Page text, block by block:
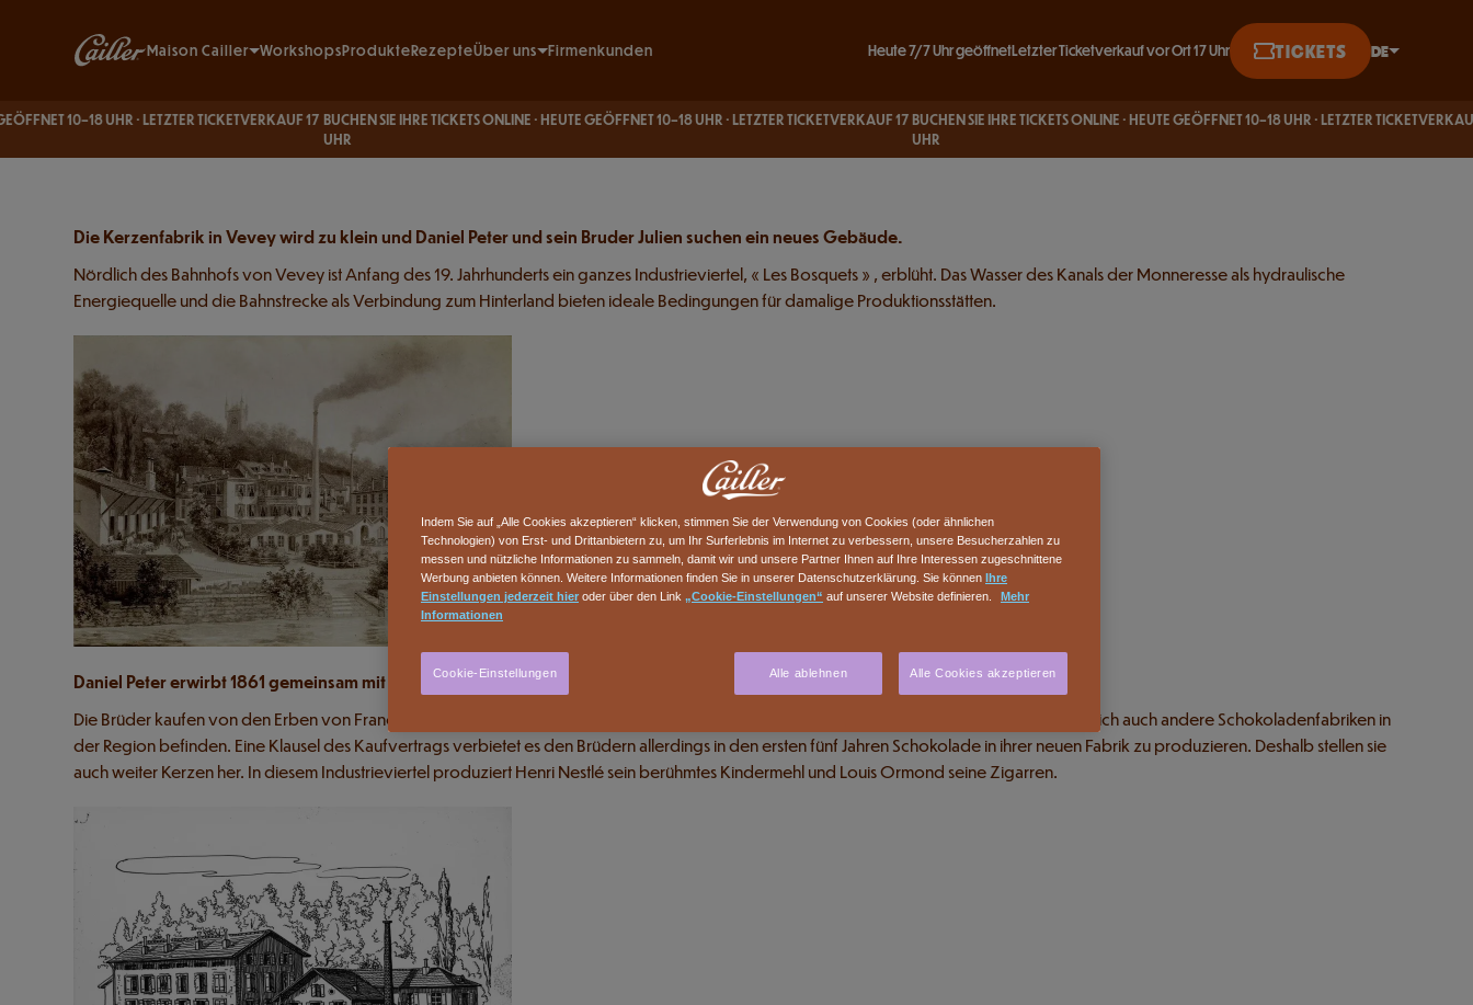
150 years of milk chocolate exhibition - Display 2
Maison Cailler
Organisieren Sie Ihren Besuch
Preise
Gruppen
Unternehmen
Geburtstag
WorkshopsProdukteRezepteÜber uns
Unsere Engagements
Firmenkunden Heute 7/7 Uhr geöffnetLetzter Ticketverkauf vor Ort 17 Uhr TICKETS DE
Deutsch
10–18 UHR · LETZTER TICKETVERKAUF 17 BUCHEN SIE IHRE TICKETS ONLINE · HEUTE GEÖFFNET 10–18 UHR · LETZTER TICKETVERKAUF 17 BUCHEN SIE IHRE TICKETS ONLINE · HEUTE GEÖFFNET 10–18 UHR · LETZTER TICKETVERKAUF 17
Die Kerzenfabrik in Vevey wird zu klein und Daniel Peter und sein Bruder Julien suchen ein neues Gebäude.
Nördlich des Bahnhofs von Vevey ist Anfang des 19. Jahrhunderts ein ganzes Industrieviertel, « Les Bosquets » , erblüht. Das Wasser des Kanals der Monneresse als hydraulische
Energiequelle und die Bahnstrecke als Verbindung zum Hinterland bieten ideale Bedingungen für damalige Produktionsstätten.
Daniel Peter erwirbt 1861 gemeinsam mit seinem Bruder Julien seine erste Fabrik, wo sie zuerst weiter Kerzen produzieren.
Die Brüder kaufen von den Erben von François-Louis Cailler deren ehemalige Fabrik im Viertel « Les Bosquets ». Die Konkurrenz ist gross, da sich auch andere Schokoladenfabriken in
der Region befinden. Eine Klausel des Kaufvertrags verbietet es den Brüdern allerdings in den ersten fünf Jahren Schokolade in ihrer neuen Fabrik zu produzieren. Deshalb stellen sie
auch weiter Kerzen her. In diesem Industrieviertel produziert Henri Nestlé sein berühmtes Kindermehl und Louis Ormond seine Zigarren.
Indem Sie auf „Alle Cookies akzeptieren“ klicken, stimmen Sie der Verwendung von Cookies (oder ähnlichen
Technologien) von Erst- und Drittanbietern zu, um Ihr Surferlebnis im Internet zu verbessern, unsere Besucherzahlen zu
messen und nützliche Informationen zu sammeln, damit wir und unsere Partner Ihnen auf Ihre Interessen zugeschnittene
Werbung anbieten können. Weitere Informationen finden Sie in unserer Datenschutzerklärung. Sie können Ihre
Einstellungen jederzeit hier oder über den Link „Cookie-Einstellungen“ auf unserer Website definieren.
Mehr
Informationen
Cookie-Einstellungen Alle ablehnen Alle Cookies akzeptieren